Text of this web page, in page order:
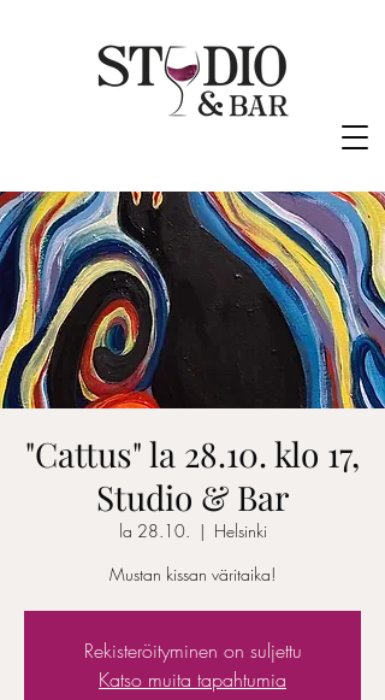
"Cattus" la 28.10. klo 17,
Studio & Bar
la 28.10.
  |
Helsinki
Mustan kissan väritaika!
Rekisteröityminen on suljettu
Katso muita tapahtumia